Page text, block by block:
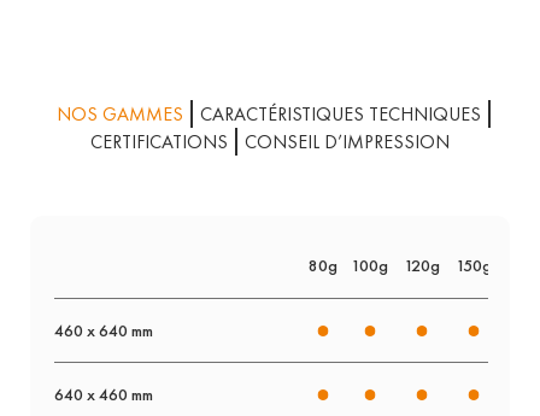
NOS GAMMES
CARACTÉRISTIQUES TECHNIQUES
CERTIFICATIONS
CONSEIL D’IMPRESSION
80g 100g 120g 150g
460 x 640 mm
640 x 460 mm